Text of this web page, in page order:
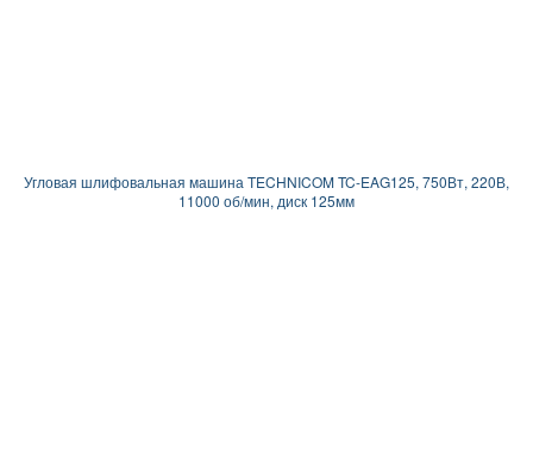
Угловая шлифовальная машина TECHNICOM TC-EAG125, 750Вт, 220В,
11000 об/мин, диск 125мм